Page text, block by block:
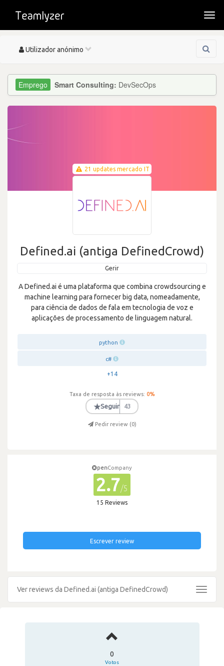
Toggle
Utilizador anónimo
Smart Consulting: DevSecOps
21 updates mercado IT
Defined.ai (antiga DefinedCrowd)
Gerir
A Defined.ai é uma plataforma que combina crowdsourcing e
machine learning para fornecer big data, nomeadamente,
para ciência de dados de fala em tecnologia de voz e
aplicações de processamento de linguagem natural.
python
c#
+14
Taxa de resposta às reviews: 0%
★Seguir 43
Pedir review (0)
penCompany
2.7/5
15 Reviews
Escrever review
Ver reviews da Defined.ai (antiga DefinedCrowd)
Toggle
0
Votos